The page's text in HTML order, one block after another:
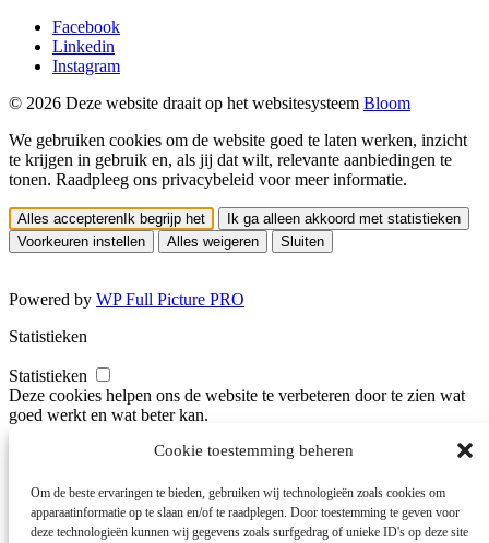
Cookie toestemming beheren
Om de beste ervaringen te bieden, gebruiken wij technologieën zoals cookies om
apparaatinformatie op te slaan en/of te raadplegen. Door toestemming te geven voor
deze technologieën kunnen wij gegevens zoals surfgedrag of unieke ID's op deze site
Facebook
Linkedin
Instagram
© 2026 Deze website draait op het websitesysteem Bloom
We gebruiken cookies om de website goed te laten werken, inzicht
te krijgen in gebruik en, als jij dat wilt, relevante aanbiedingen te
tonen. Raadpleeg ons privacybeleid voor meer informatie.
Alles accepterenIk begrijp het
Ik ga alleen akkoord met statistieken
Voorkeuren instellen
Alles weigeren Sluiten
Powered by WP Full Picture PRO
Statistieken
Statistieken
Deze cookies helpen ons de website te verbeteren door te zien wat
goed werkt en wat beter kan.
Personalisatie
Deze cookies onthouden je voorkeuren, zodat de website beter
aansluit op wat jij prettig vindt.